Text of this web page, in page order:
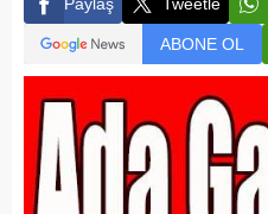
ABONE OL